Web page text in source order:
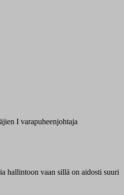
I varapuheenjohtaja
hallintoon vaan sillä on aidosti suuri